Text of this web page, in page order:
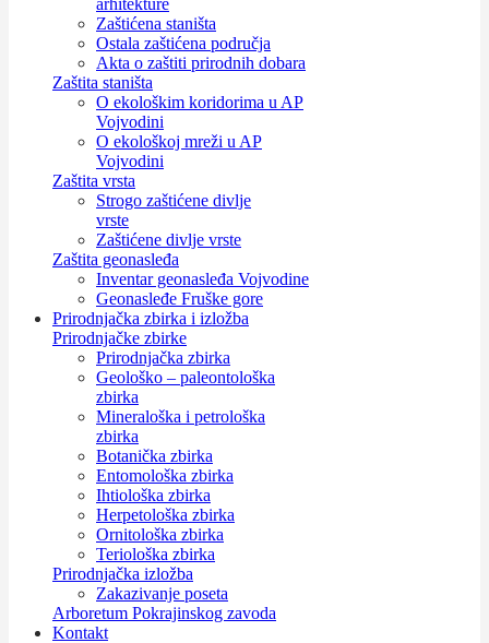
arhitekture
Zaštićena staništa
Ostala zaštićena područja
Akta o zaštiti prirodnih dobara
Zaštita staništa
O ekološkim koridorima u AP
Vojvodini
O ekološkoj mreži u AP
Vojvodini
Zaštita vrsta
Strogo zaštićene divlje
vrste
Zaštićene divlje vrste
Zaštita geonasleđa
Inventar geonasleđa Vojvodine
Geonasleđe Fruške gore
Prirodnjačka zbirka i izložba
Prirodnjačke zbirke
Prirodnjačka zbirka
Geološko – paleontološka
zbirka
Mineraloška i petrološka
zbirka
Botanička zbirka
Entomološka zbirka
Ihtiološka zbirka
Herpetološka zbirka
Ornitološka zbirka
Teriološka zbirka
Prirodnjačka izložba
Zakazivanje poseta
Arboretum Pokrajinskog zavoda
Kontakt